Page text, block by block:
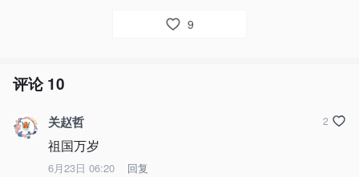
9
评论10
关赵哲
祖国万岁
6月23日 06:20 回复
2